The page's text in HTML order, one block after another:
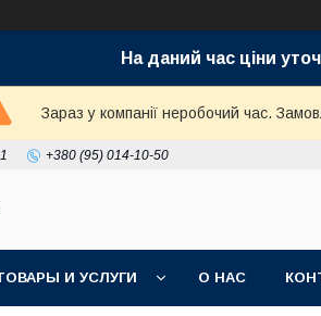
На даний час ціни
Зараз у компанії неробочий час.
+380 (95) 014-10-50
И УСЛУГИ О НАС